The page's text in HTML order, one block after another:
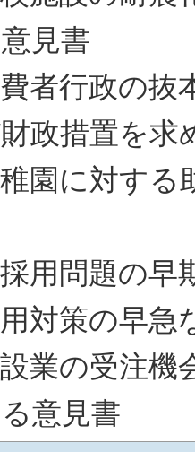
見書
者行政の抜
政措置を求
園に対する
採用問題の
対策の早急
業の受注機
意見書